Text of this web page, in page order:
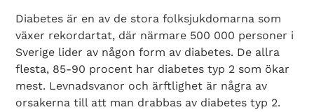
Diabetes är en av de stora folksjukdomarna som
växer rekordartat, där närmare 500 000 personer i
Sverige lider av någon form av diabetes. De allra
flesta, 85-90 procent har diabetes typ 2 som ökar
mest. Levnadsvanor och ärftlighet är några av
orsakerna till att man drabbas av diabetes typ 2.